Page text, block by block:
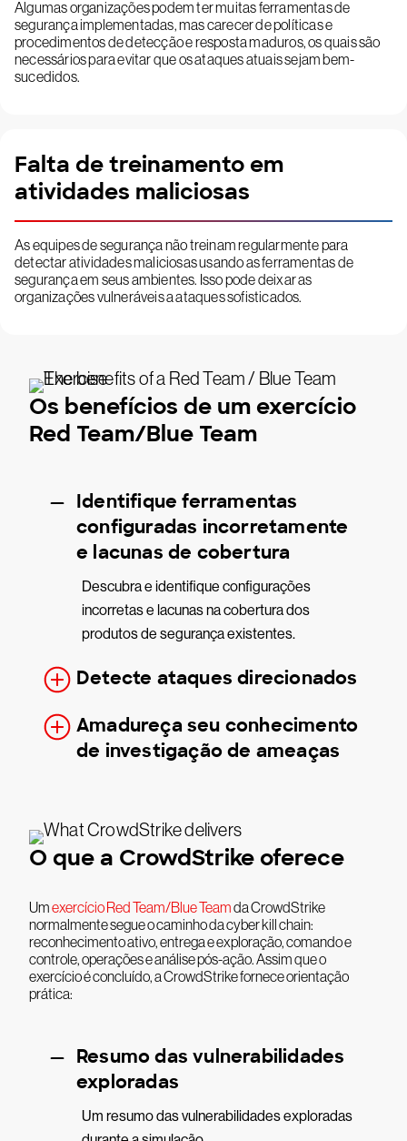
Algumas organizações podem ter muitas ferramentas de
segurança implementadas, mas carecer de políticas e
procedimentos de detecção e resposta maduros, os quais são
necessários para evitar que os ataques atuais sejam bem-
sucedidos.
Falta de treinamento em
atividades maliciosas
As equipes de segurança não treinam regularmente para
detectar atividades maliciosas usando as ferramentas de
segurança em seus ambientes. Isso pode deixar as
organizações vulneráveis a ataques sofisticados.
Os benefícios de um exercício
Red Team/Blue Team
Identifique ferramentas
configuradas incorretamente
e lacunas de cobertura
Descubra e identifique configurações
incorretas e lacunas na cobertura dos
produtos de segurança existentes.
Detecte ataques direcionados
Amadureça seu conhecimento
de investigação de ameaças
O que a CrowdStrike oferece
Umexercício Red Team/Blue Teamda CrowdStrike
normalmente segue o caminho da cyber kill chain:
reconhecimento ativo, entrega e exploração, comando e
controle, operações e análise pós-ação. Assim que o
exercício é concluído, a CrowdStrike fornece orientação
prática:
Resumo das vulnerabilidades
exploradas
Um resumo das vulnerabilidades exploradas